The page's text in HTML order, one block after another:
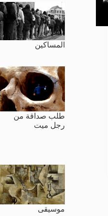
المساكين
طلب صداقة من
رجل ميت
موسيقى